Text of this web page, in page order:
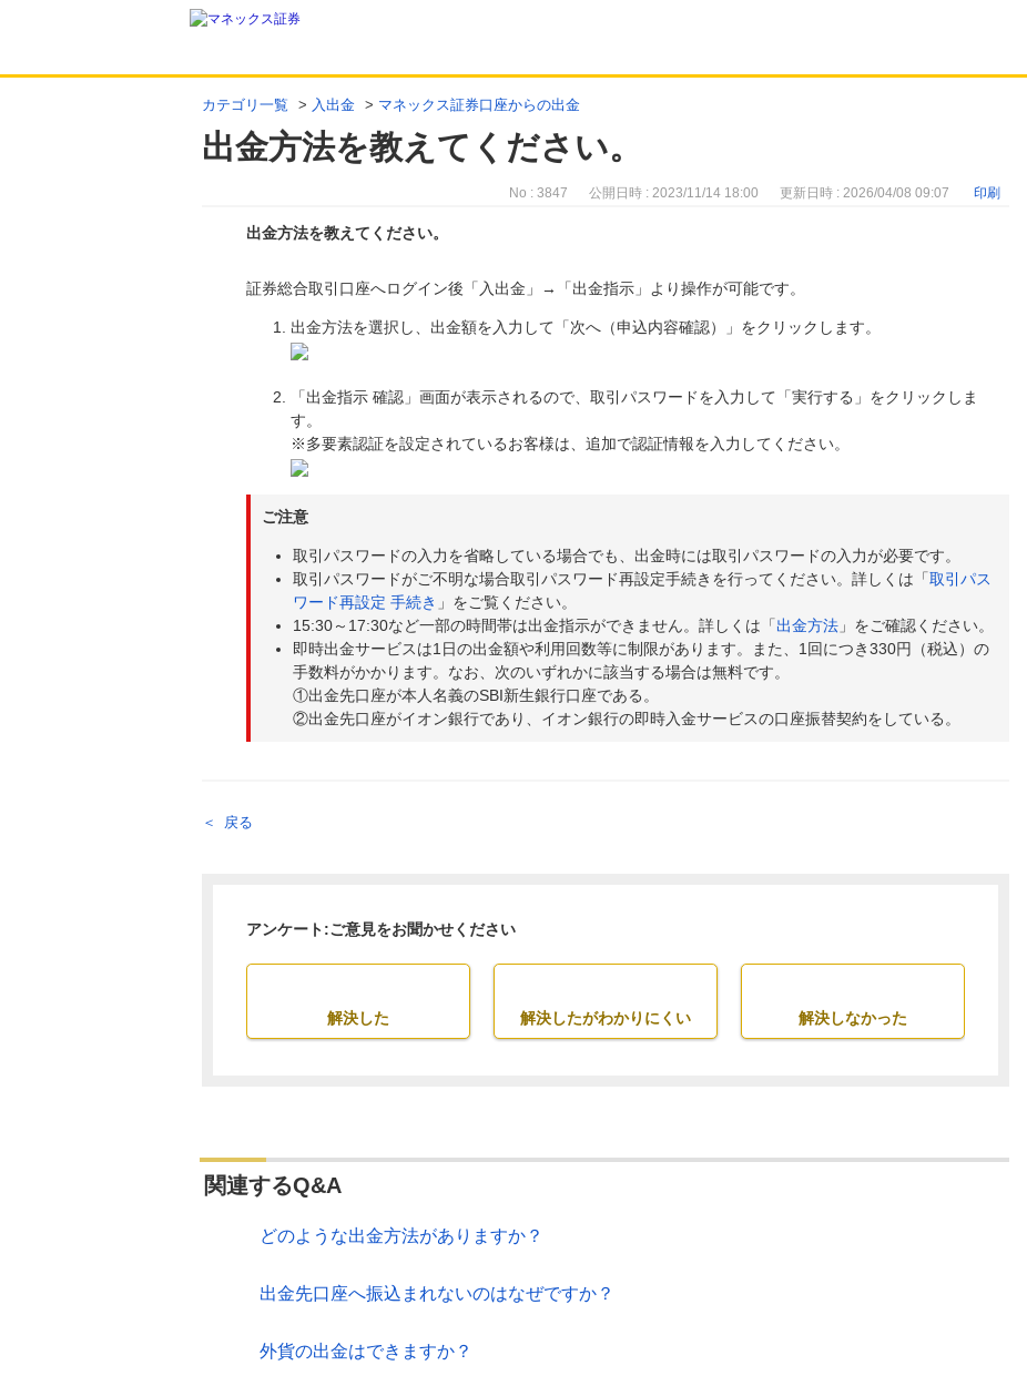
カテゴリ一覧 > 入出金 > マネックス証券口座からの出金
出金方法を教えてください。
No : 3847 公開日時 : 2023/11/14 18:00 更新日時 : 2026/04/08 09:07 印刷
出金方法を教えてください。
回答
証券総合取引口座へログイン後「入出金」→「出金指示」より操作が可能です。
出金方法を選択し、出金額を入力して「次へ（申込内容確認）」をクリックします。
「出金指示 確認」画面が表示されるので、取引パスワードを入力して「実行する」をクリックしま
す。
※多要素認証を設定されているお客様は、追加で認証情報を入力してください。
ご注意
取引パスワードの入力を省略している場合でも、出金時には取引パスワードの入力が必要です。
取引パスワードがご不明な場合取引パスワード再設定手続きを行ってください。詳しくは「取引パス
ワード再設定 手続き 」をご覧ください。
15:30～17:30など一部の時間帯は出金指示ができません。詳しくは「出金方法 」をご確認ください。
即時出金サービスは1日の出金額や利用回数等に制限があります。また、1回につき330円（税込）の
手数料がかかります。なお、次のいずれかに該当する場合は無料です。
①出金先口座が本人名義のSBI新生銀行口座である。
②出金先口座がイオン銀行であり、イオン銀行の即時入金サービスの口座振替契約をしている。
戻る
アンケート:ご意見をお聞かせください
解決した 解決したがわかりにくい 解決しなかった
関連するQ&A
どのような出金方法がありますか？
出金先口座へ振込まれないのはなぜですか？
外貨の出金はできますか？